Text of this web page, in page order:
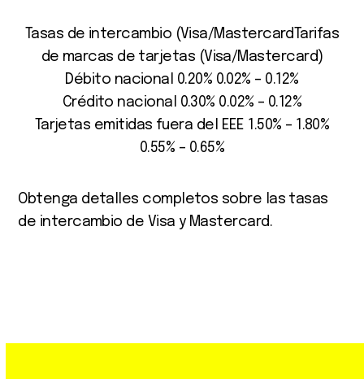
Tasas de intercambio (Visa/MastercardTarifas
de marcas de tarjetas (Visa/Mastercard)
Débito nacional 0.20% 0.02% – 0.12%
Crédito nacional 0.30% 0.02% – 0.12%
Tarjetas emitidas fuera del EEE 1.50% – 1.80%
0.55% – 0.65%
Obtenga detalles completos sobre las tasas
de intercambio de Visa y Mastercard.